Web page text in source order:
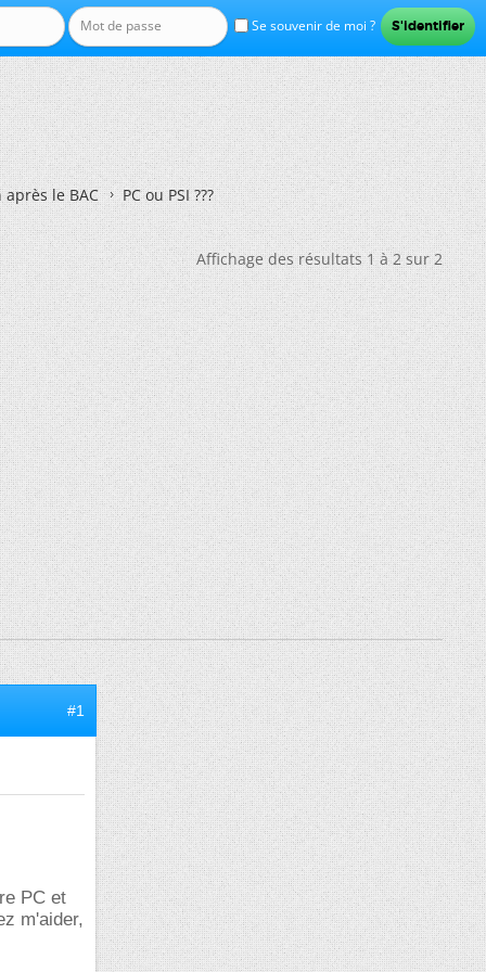
Se souvenir de moi ?
le BAC PC ou PSI ???
Affichage des résultats 1 à 2 sur 2
#1
PC et
m'aider,